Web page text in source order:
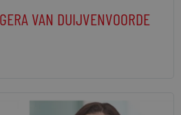
VAN DUIJVENVOORDE